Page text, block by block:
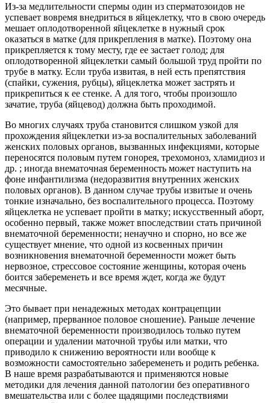
Из-за медлительности спермы один из сперматозоидов не
успевает вовремя внедриться в яйцеклетку, что в свою очередь
мешает оплодотворенной яйцеклетке в нужный срок
оказаться в матке (для прикрепления в матке). Поэтому она
прикрепляется к тому месту, где ее застает голод; для
оплодотворенной яйцеклетки самый большой труд пройти по
трубе в матку. Если труба извитая, в ней есть препятствия
(спайки, сужения, рубцы), яйцеклетка может застрять и
прикрепиться к ее стенке. А для того, чтобы произошло
зачатие, труба (яйцевод) должна быть проходимой.
Во многих случаях труба становится слишком узкой для
прохождения яйцеклетки из-за воспалительных заболеваний
женских половых органов, вызванных инфекциями, которые
переносятся половым путем гонорея, трехомоноз, хламидиоз и
др. ; иногда внематочная беременность может наступить на
фоне инфантилизма (недоразвития внутренних женских
половых органов). В данном случае трубы извитые и очень
тонкие изначально, без воспалительного процесса. Поэтому
яйцеклетка не успевает пройти в матку; искусственный аборт,
особенно первый, также может впоследствии стать причиной
внематочной беременности; ненаучно и спорно, но все же
существует мнение, что одной из косвенных причин
возникновения внематочной беременности может быть
нервозное, стрессовое состояние женщины, которая очень
боится забеременеть и все время ждет, когда же будут
месячные.
Это бывает при ненадежных методах контрацепции
(например, прерванное половое сношение). Раньше лечение
внематочной беременности производилось только путем
операции и удалении маточной трубы или матки, что
приводило к снижению вероятности или вообще к
возможности самостоятельно забеременеть и родить ребенка.
В наше время разрабатываются и применяются новые
методики для лечения данной патологии без оперативного
вмешательства или с более щадящими последствиями